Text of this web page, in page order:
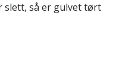
slett, så er gulvet tørt